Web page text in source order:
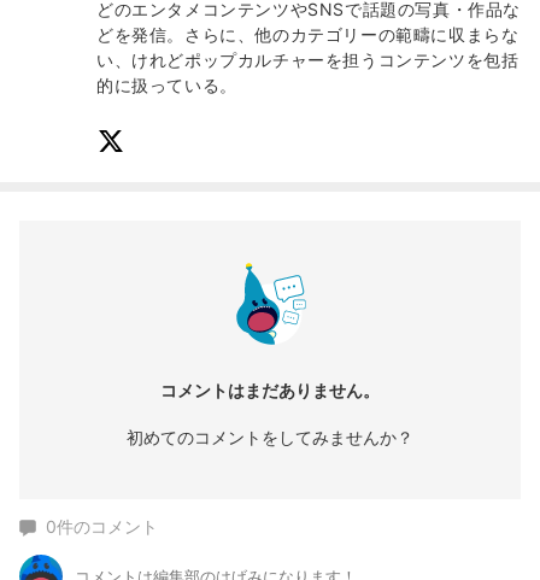
どのエンタメコンテンツやSNSで話題の写真・作品な
どを発信。さらに、他のカテゴリーの範疇に収まらな
い、けれどポップカルチャーを担うコンテンツを包括
的に扱っている。
コメントはまだありません。
初めてのコメントをしてみませんか？
0件のコメント